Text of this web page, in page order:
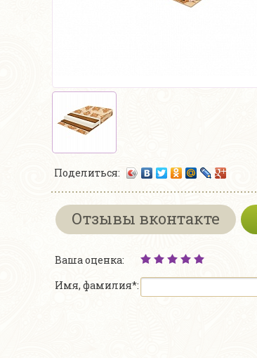
Поделиться:
Отзывы вконтакте
Ваша оценка:
Имя, фамилия*: